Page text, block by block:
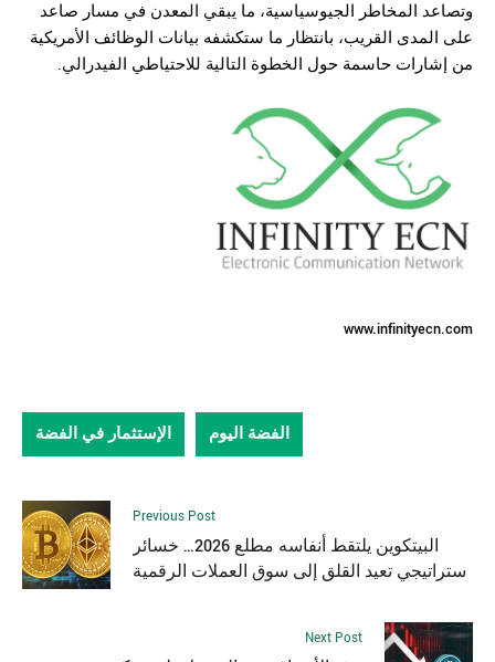
وتصاعد المخاطر الجيوسياسية، ما يبقي المعدن في مسار صاعد
على المدى القريب، بانتظار ما ستكشفه بيانات الوظائف الأمريكية
من إشارات حاسمة حول الخطوة التالية للاحتياطي الفيدرالي.
www.infinityecn.com
الإستثمار في الفضة الفضة اليوم
Previous Post
البيتكوين يلتقط أنفاسه مطلع 2026… خسائر
ستراتيجي تعيد القلق إلى سوق العملات الرقمية
Next Post